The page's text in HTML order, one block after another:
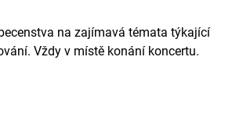
na zajímavá témata týkající
Vždy v místě konání koncertu.